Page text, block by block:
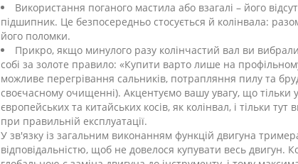
Використання поганого мастила або взагалі – його
підшипник. Це безпосередньо стосується й колінвала:
його поломки.
Прикро, якщо минулого разу колінчастий вал ви
собі за золоте правило: «Купити варто лише на
можливе перегрівання сальників, потрапляння пилу та
своєчасному очищенні). Акцентуємо вашу увагу, що тільки
європейських та китайських косів, як колінвал, і тільки
при правильній експлуатації.
У зв'язку із загальним виконанням функцій двигуна
відповідальністю, щоб не довелося купувати весь двигун.